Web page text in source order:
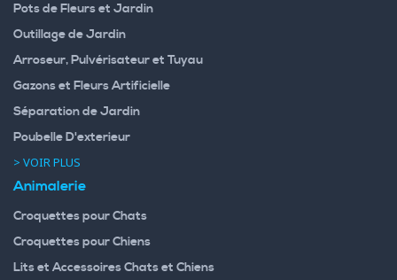
Pots de Fleurs et Jardin
Outillage de Jardin
Arroseur, Pulvérisateur et Tuyau
Gazons et Fleurs Artificielle
Séparation de Jardin
Poubelle D'exterieur
> VOIR PLUS
Animalerie
Croquettes pour Chats
Croquettes pour Chiens
Lits et Accessoires Chats et Chiens